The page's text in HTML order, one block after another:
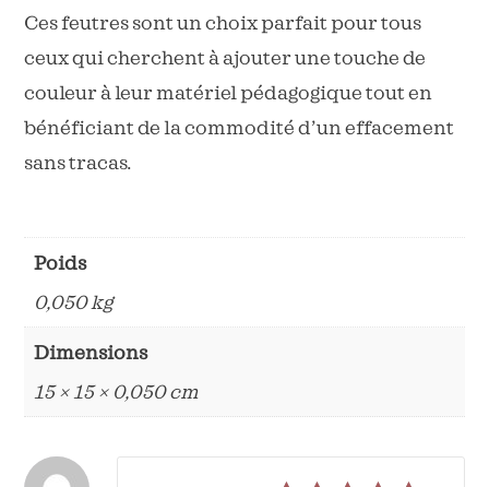
Ces feutres sont un choix parfait pour tous
ceux qui cherchent à ajouter une touche de
couleur à leur matériel pédagogique tout en
bénéficiant de la commodité d’un effacement
sans tracas.
Poids
0,050 kg
Dimensions
15 × 15 × 0,050 cm